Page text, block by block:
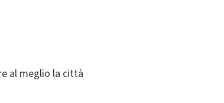
al meglio la città